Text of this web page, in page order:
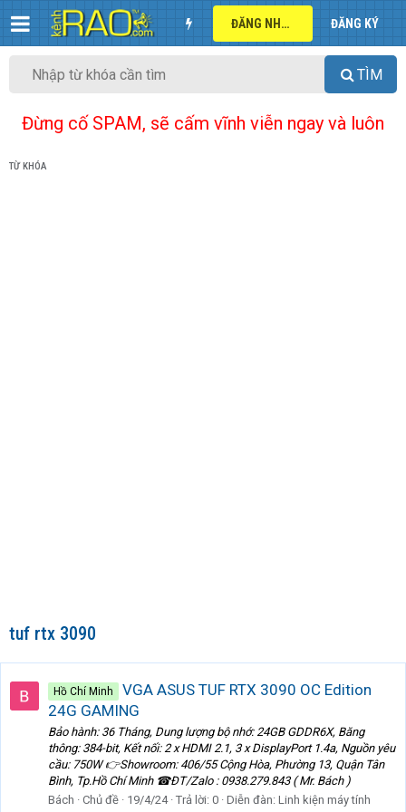
ĐĂNG NHẬP ĐĂNG KÝ
TÌM
Đừng cố SPAM, sẽ cấm vĩnh viễn ngay và luôn
TỪ KHÓA
tuf rtx 3090
Hồ Chí Minh
VGA ASUS TUF RTX 3090 OC Edition
24G GAMING
Bảo hành: 36 Tháng, Dung lượng bộ nhớ: 24GB GDDR6X, Băng
thông: 384-bit, Kết nối: 2 x HDMI 2.1, 3 x DisplayPort 1.4a, Nguồn yêu
cầu: 750W 👉Showroom: 406/55 Cộng Hòa, Phường 13, Quận Tân
Bình, Tp.Hồ Chí Minh ☎ĐT/Zalo : 0938.279.843 ( Mr. Bách )
Bách
Chủ đề 19/4/24 Trả lời: 0 Diễn đàn: Linh kiện máy tính